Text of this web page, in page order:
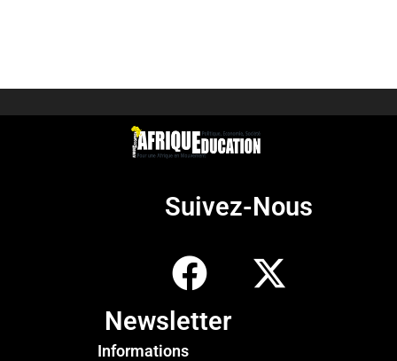
Suivez-Nous
Newsletter
Informations